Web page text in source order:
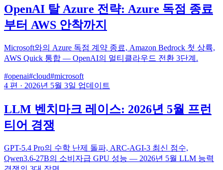
OpenAI 탈 Azure 전략: Azure 독점 종료
부터 AWS 안착까지
Microsoft와의 Azure 독점 계약 종료, Amazon Bedrock 첫 상륙,
AWS Quick 통합 — OpenAI의 멀티클라우드 전환 3단계.
#openai#cloud#microsoft
4 편 · 2026년 5월 3일 업데이트
LLM 벤치마크 레이스: 2026년 5월 프런
티어 경쟁
GPT-5.4 Pro의 수학 난제 돌파, ARC-AGI-3 최신 점수,
Qwen3.6-27B의 소비자급 GPU 성능 — 2026년 5월 LLM 능력